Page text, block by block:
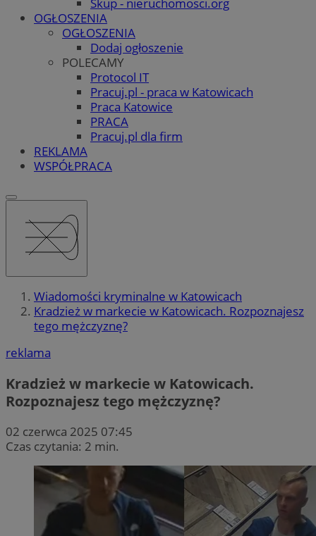
OGŁOSZENIA
OGŁOSZENIA
Dodaj ogłoszenie
POLECAMY
Protocol IT
Pracuj.pl - praca w Katowicach
Praca Katowice
PRACA
Pracuj.pl dla firm
REKLAMA
WSPÓŁPRACA
Wiadomości kryminalne w Katowicach
Kradzież w markecie w Katowicach. Rozpoznajesz
tego mężczyznę?
reklama
Kradzież w markecie w Katowicach.
Rozpoznajesz tego mężczyznę?
02 czerwca 2025 07:45
Czas czytania: 2 min.